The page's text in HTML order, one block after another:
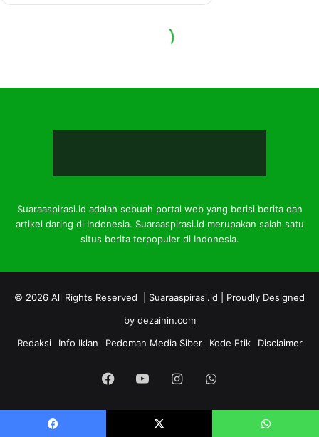
Suaraaspirasi.id adalah sebuah portal web yang berisi berita dan
artikel daring di Indonesia. Suaraaspirasi.id merupakan salah satu
situs berita terpopuler di Indonesia.
© 2026 All Rights Reserved | Suaraaspirasi.id | Proudly Designed
by dezainin.com
Redaksi
Info Iklan Pedoman Media Siber Kode Etik Disclaimer
FacebookYouTubeInstagramWhatsApp